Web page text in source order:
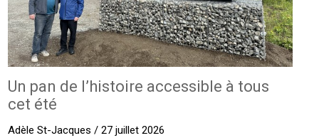
Un pan de l’histoire accessible à tous
cet été
Adèle St-Jacques / 27 juillet 2026